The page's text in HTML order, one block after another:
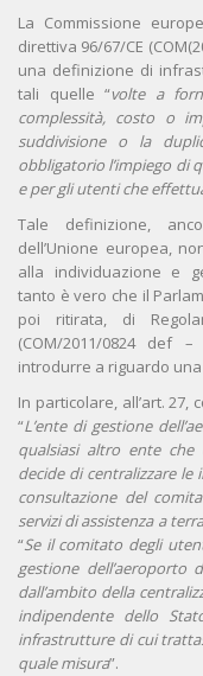
La Commissione
direttiva 96/67/CE
una definizione di
tali quelle “volte a
complessità, costo o
suddivisione o la
obbligatorio l’impiego di
e per gli utenti che
Tale definizione,
dell’Unione europea,
alla individuazione e
tanto è vero che il
poi ritirata, di
(COM/2011/0824 def
introdurre a riguardo
In particolare, all’art.
“L’ente di gestione
qualsiasi altro ente che
decide di centralizzare
consultazione del
servizi di assistenza a
“Se il comitato degli
gestione dell’aeroporto
dall’ambito della
indipendente dello
infrastrutture di cui
quale misura”.